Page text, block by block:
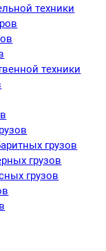
техники
техники
грузов
грузов
грузов